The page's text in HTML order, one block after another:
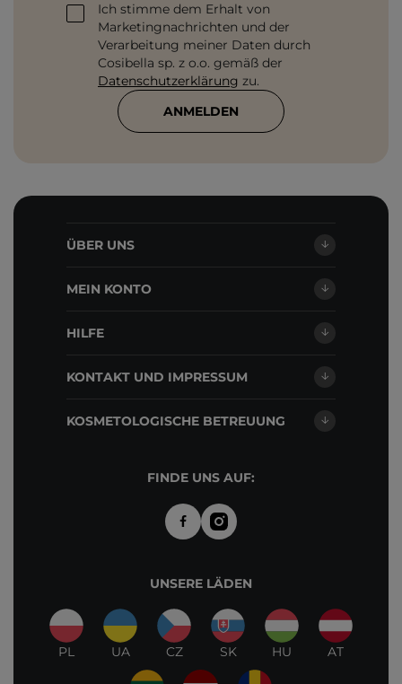
Ich stimme dem Erhalt von
Marketingnachrichten und der
Verarbeitung meiner Daten durch
Cosibella sp. z o.o. gemäß der
Datenschutzerklärung zu.
ANMELDEN
ÜBER UNS
MEIN KONTO
HILFE
KONTAKT UND IMPRESSUM
KOSMETOLOGISCHE BETREUUNG
FINDE UNS AUF:
UNSERE LÄDEN
PL UA CZ SK HU AT